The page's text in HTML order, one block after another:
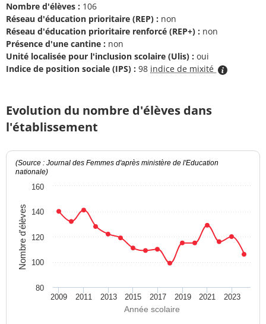
Nombre d'élèves : 106
Réseau d'éducation prioritaire (REP) : non
Réseau d'éducation prioritaire renforcé (REP+) : non
Présence d'une cantine : non
Unité localisée pour l'inclusion scolaire (Ulis) : oui
Indice de position sociale (IPS) : 98 indice de mixité
Evolution du nombre d'élèves dans
l'établissement
Année scolaire
Nombre d'élèves
(Source : Journal des Femmes d'après ministère de l'Education
nationale)
2009 2011 2013 2015 2017 2019 2021 2023
80
100
120
140
160